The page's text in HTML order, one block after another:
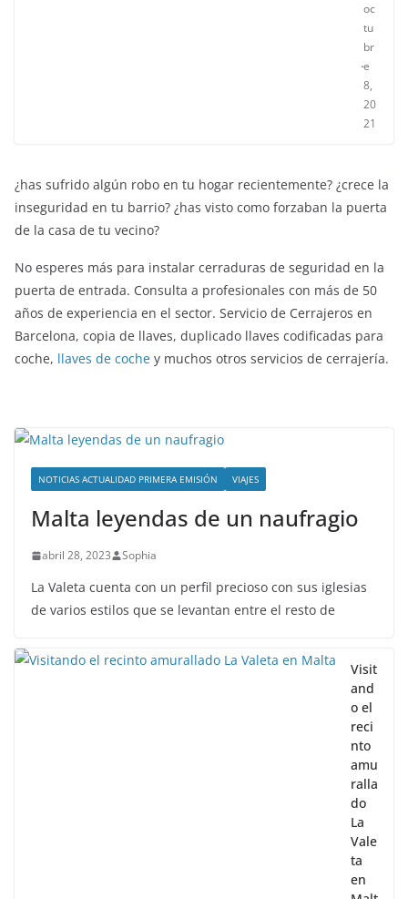
oc
tu
br
e
8,
20
21
¿has sufrido algún robo en tu hogar recientemente? ¿crece la
inseguridad en tu barrio? ¿has visto como forzaban la puerta
de la casa de tu vecino?
No esperes más para instalar cerraduras de seguridad en la
puerta de entrada. Consulta a profesionales con más de 50
años de experiencia en el sector. Servicio de Cerrajeros en
Barcelona, copia de llaves, duplicado llaves codificadas para
coche, llaves de coche y muchos otros servicios de cerrajería.
NOTICIAS ACTUALIDAD PRIMERA EMISIÓN VIAJES
Malta leyendas de un naufragio
abril 28, 2023 Sophia
La Valeta cuenta con un perfil precioso con sus iglesias
de varios estilos que se levantan entre el resto de
Visit
and
o el
reci
nto
amu
ralla
do
La
Vale
ta
en